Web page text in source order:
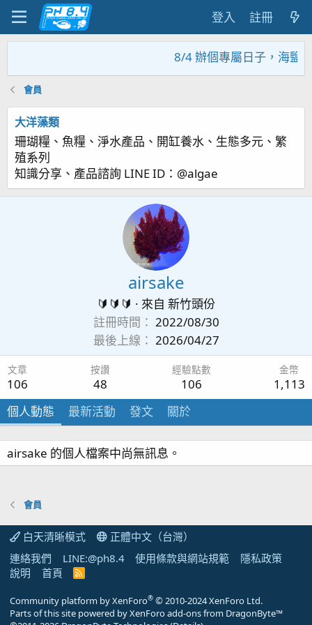
登入 註冊
8/4 辦個專屬日子，海鹽
會員
大洋藻類
珊瑚糧、魚糧、淨水產品、開缸養水、生態多元、繁
殖系列
知識分享、產品諮詢 LINE ID：@algae
airsake
🔰🔰🔰 · 來自 新竹頭份
註冊時間
2022/08/30
最後上線
2026/04/27
文章
106
按讚
48
經驗點數
106
金幣
1,113
個人動態
最新活動 發文 關於
airsake 的個人檔案中尚無訊息。
會員
白天清晰模式
正體中文（台灣）
連絡我們
LINE:@ph8.4 使用條款與網站規範
隱私政策
說明
首頁
R
Community platform by XenForo® © 2010-2024 XenForo Ltd.
Parts of this site powered byXenForo add-ons from DragonByte™